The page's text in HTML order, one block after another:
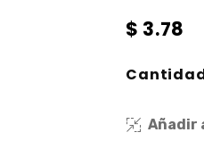
$ 3.78
Añadir